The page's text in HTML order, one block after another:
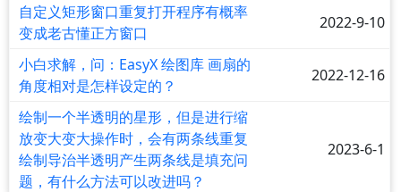
自定义矩形窗口重复打开程序有概率
变成老古懂正方窗口
2022-9-10
小白求解，问：EasyX 绘图库 画扇的
角度相对是怎样设定的？
2022-12-16
绘制一个半透明的星形，但是进行缩
放变大变大操作时，会有两条线重复
绘制导治半透明产生两条线是填充问
题，有什么方法可以改进吗？
2023-6-1